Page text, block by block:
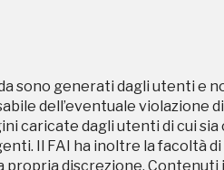
sono generati dagli utenti e
dell’eventuale violazione
caricate dagli utenti di cui
Il FAI ha inoltre la facoltà
propria discrezione.